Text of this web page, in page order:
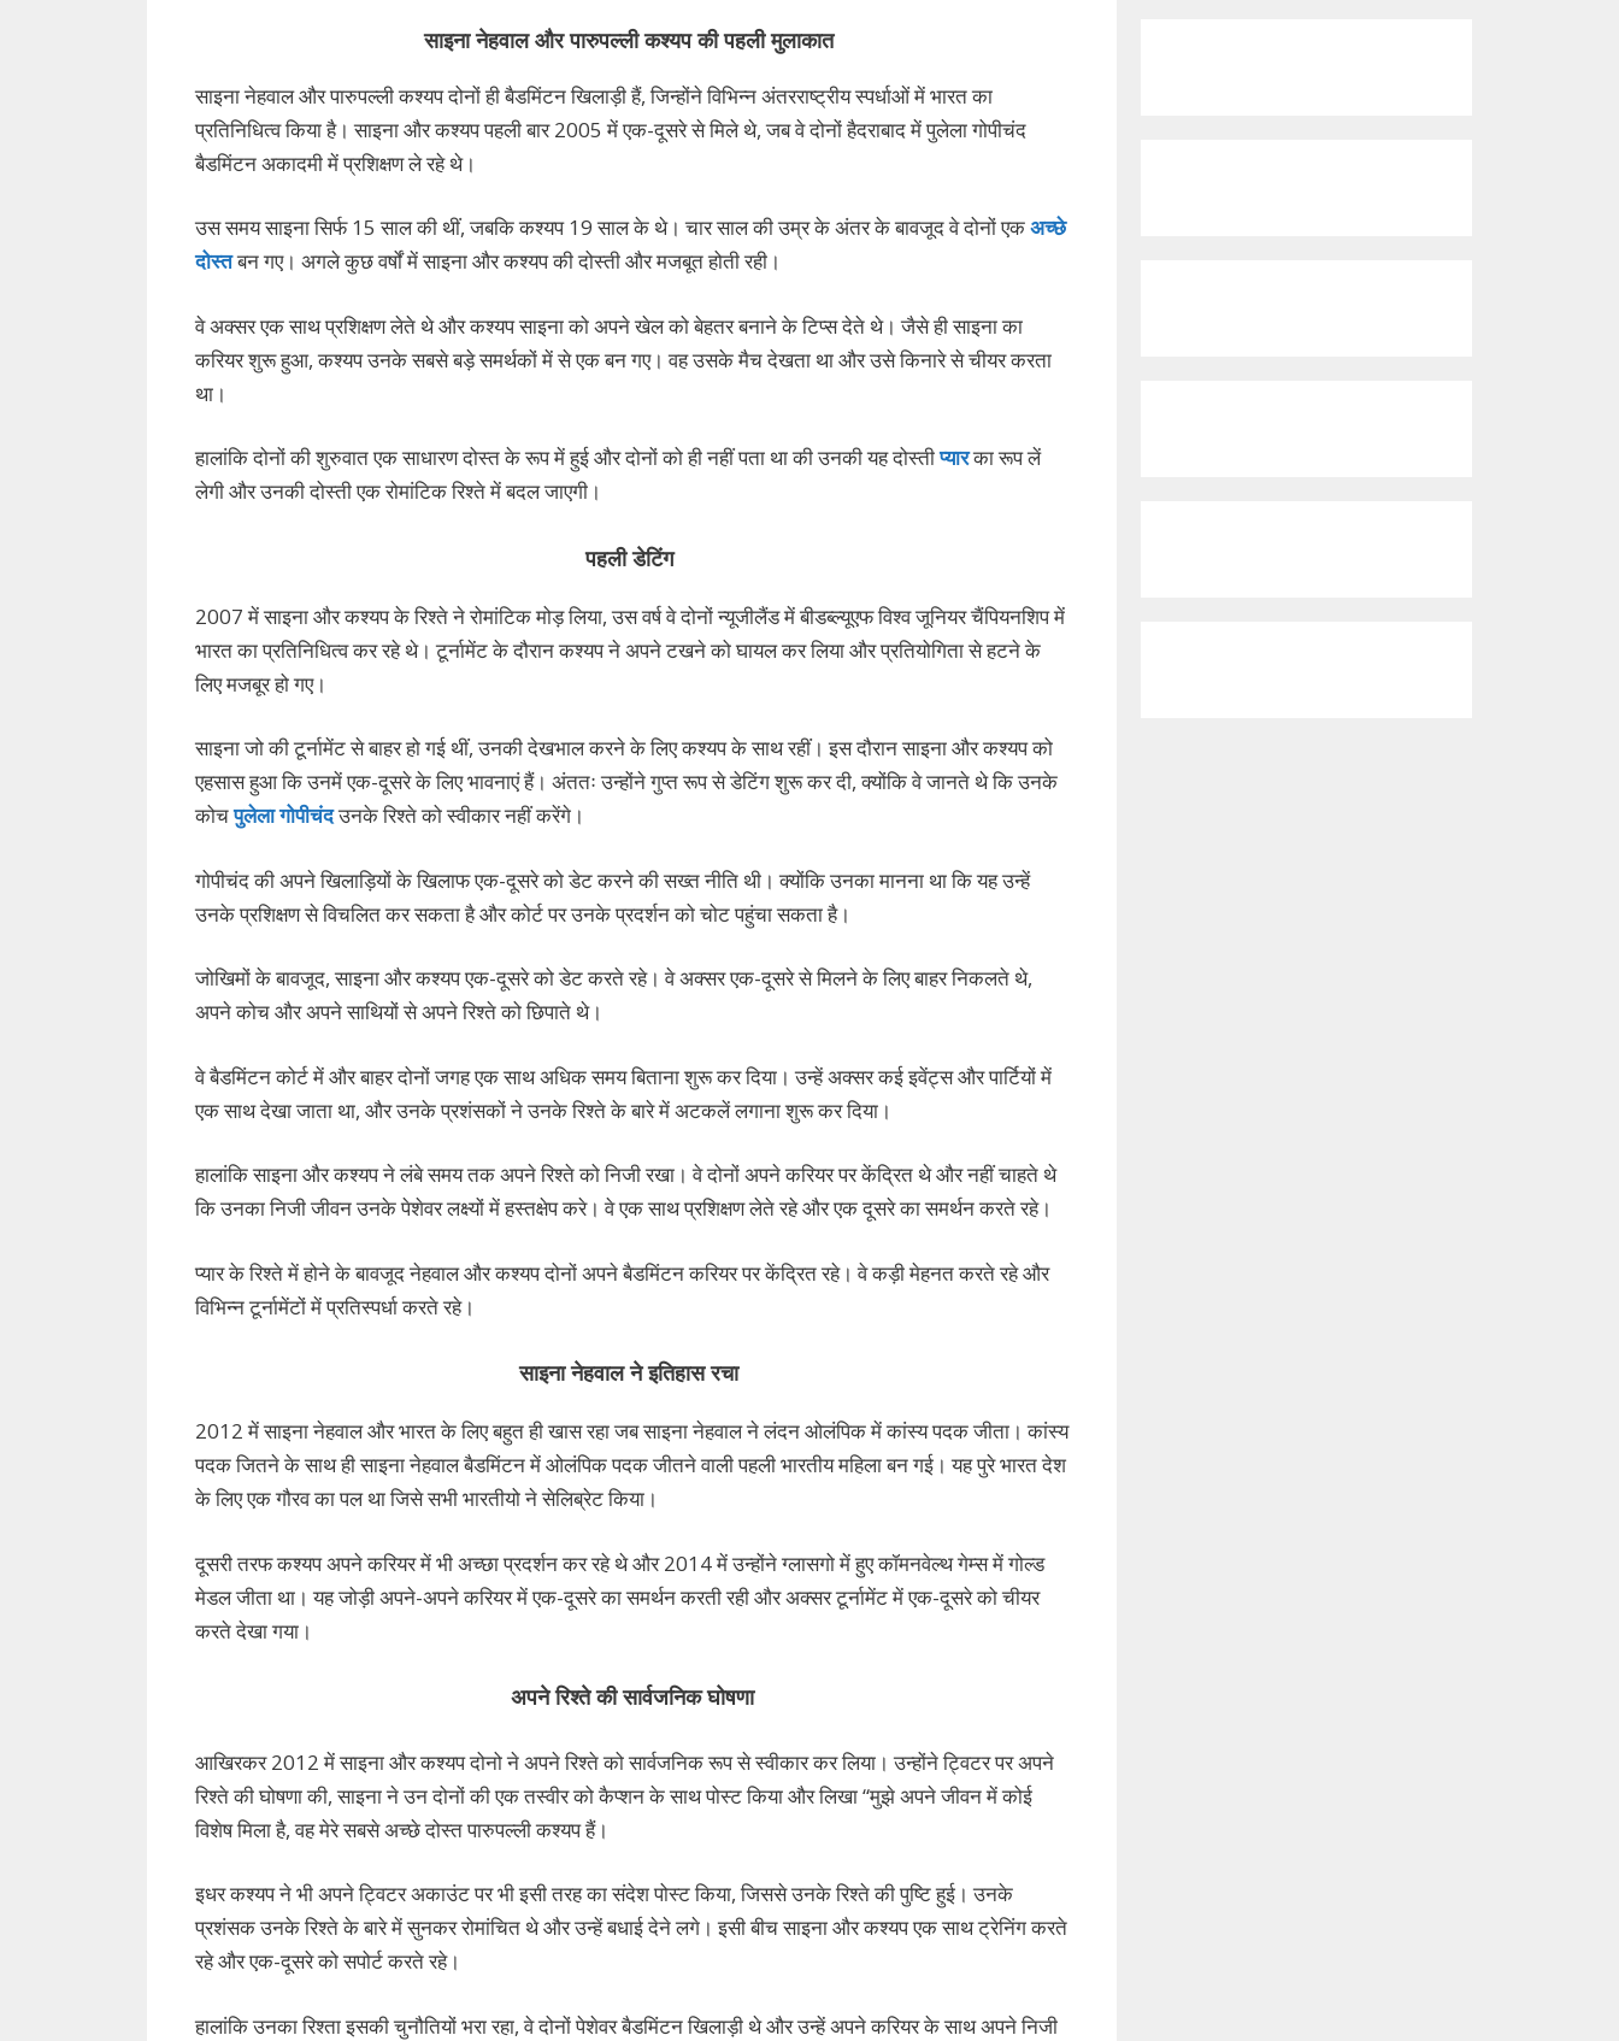
साइना नेहवाल और पारुपल्ली कश्यप की पहली मुलाकात
साइना नेहवाल और पारुपल्ली कश्यप दोनों ही बैडमिंटन खिलाड़ी हैं, जिन्होंने विभिन्न अंतरराष्ट्रीय स्पर्धाओं में भारत का
प्रतिनिधित्व किया है। साइना और कश्यप पहली बार 2005 में एक-दूसरे से मिले थे, जब वे दोनों हैदराबाद में पुलेला गोपीचंद
बैडमिंटन अकादमी में प्रशिक्षण ले रहे थे।
उस समय साइना सिर्फ 15 साल की थीं, जबकि कश्यप 19 साल के थे। चार साल की उम्र के अंतर के बावजूद वे दोनों एकअच्छे
दोस्तबन गए। अगले कुछ वर्षों में साइना और कश्यप की दोस्ती और मजबूत होती रही।
वे अक्सर एक साथ प्रशिक्षण लेते थे और कश्यप साइना को अपने खेल को बेहतर बनाने के टिप्स देते थे। जैसे ही साइना का
करियर शुरू हुआ, कश्यप उनके सबसे बड़े समर्थकों में से एक बन गए। वह उसके मैच देखता था और उसे किनारे से चीयर करता
था।
हालांकि दोनों की शुरुवात एक साधारण दोस्त के रूप में हुई और दोनों को ही नहीं पता था की उनकी यह दोस्तीप्यारका रूप लें
लेगी और उनकी दोस्ती एक रोमांटिक रिश्ते में बदल जाएगी।
पहली डेटिंग
2007 में साइना और कश्यप के रिश्ते ने रोमांटिक मोड़ लिया, उस वर्ष वे दोनों न्यूजीलैंड में बीडब्ल्यूएफ विश्व जूनियर चैंपियनशिप में
भारत का प्रतिनिधित्व कर रहे थे। टूर्नामेंट के दौरान कश्यप ने अपने टखने को घायल कर लिया और प्रतियोगिता से हटने के
लिए मजबूर हो गए।
साइना जो की टूर्नामेंट से बाहर हो गई थीं, उनकी देखभाल करने के लिए कश्यप के साथ रहीं। इस दौरान साइना और कश्यप को
एहसास हुआ कि उनमें एक-दूसरे के लिए भावनाएं हैं। अंततः उन्होंने गुप्त रूप से डेटिंग शुरू कर दी, क्योंकि वे जानते थे कि उनके
कोचपुलेला गोपीचंदउनके रिश्ते को स्वीकार नहीं करेंगे।
गोपीचंद की अपने खिलाड़ियों के खिलाफ एक-दूसरे को डेट करने की सख्त नीति थी। क्योंकि उनका मानना था कि यह उन्हें
उनके प्रशिक्षण से विचलित कर सकता है और कोर्ट पर उनके प्रदर्शन को चोट पहुंचा सकता है।
जोखिमों के बावजूद, साइना और कश्यप एक-दूसरे को डेट करते रहे। वे अक्सर एक-दूसरे से मिलने के लिए बाहर निकलते थे,
अपने कोच और अपने साथियों से अपने रिश्ते को छिपाते थे।
वे बैडमिंटन कोर्ट में और बाहर दोनों जगह एक साथ अधिक समय बिताना शुरू कर दिया। उन्हें अक्सर कई इवेंट्स और पार्टियों में
एक साथ देखा जाता था, और उनके प्रशंसकों ने उनके रिश्ते के बारे में अटकलें लगाना शुरू कर दिया।
हालांकि साइना और कश्यप ने लंबे समय तक अपने रिश्ते को निजी रखा। वे दोनों अपने करियर पर केंद्रित थे और नहीं चाहते थे
कि उनका निजी जीवन उनके पेशेवर लक्ष्यों में हस्तक्षेप करे। वे एक साथ प्रशिक्षण लेते रहे और एक दूसरे का समर्थन करते रहे।
प्यार के रिश्ते में होने के बावजूद नेहवाल और कश्यप दोनों अपने बैडमिंटन करियर पर केंद्रित रहे। वे कड़ी मेहनत करते रहे और
विभिन्न टूर्नामेंटों में प्रतिस्पर्धा करते रहे।
साइना नेहवाल ने इतिहास रचा
2012 में साइना नेहवाल और भारत के लिए बहुत ही खास रहा जब साइना नेहवाल ने लंदन ओलंपिक में कांस्य पदक जीता। कांस्य
पदक जितने के साथ ही साइना नेहवाल बैडमिंटन में ओलंपिक पदक जीतने वाली पहली भारतीय महिला बन गई। यह पुरे भारत देश
के लिए एक गौरव का पल था जिसे सभी भारतीयो ने सेलिब्रेट किया।
दूसरी तरफ कश्यप अपने करियर में भी अच्छा प्रदर्शन कर रहे थे और 2014 में उन्होंने ग्लासगो में हुए कॉमनवेल्थ गेम्स में गोल्ड
मेडल जीता था। यह जोड़ी अपने-अपने करियर में एक-दूसरे का समर्थन करती रही और अक्सर टूर्नामेंट में एक-दूसरे को चीयर
करते देखा गया।
अपने रिश्ते की सार्वजनिक घोषणा
आखिरकर 2012 में साइना और कश्यप दोनो ने अपने रिश्ते को सार्वजनिक रूप से स्वीकार कर लिया। उन्होंने ट्विटर पर अपने
रिश्ते की घोषणा की, साइना ने उन दोनों की एक तस्वीर को कैप्शन के साथ पोस्ट किया और लिखा “मुझे अपने जीवन में कोई
विशेष मिला है, वह मेरे सबसे अच्छे दोस्त पारुपल्ली कश्यप हैं।
इधर कश्यप ने भी अपने ट्विटर अकाउंट पर भी इसी तरह का संदेश पोस्ट किया, जिससे उनके रिश्ते की पुष्टि हुई। उनके
प्रशंसक उनके रिश्ते के बारे में सुनकर रोमांचित थे और उन्हें बधाई देने लगे। इसी बीच साइना और कश्यप एक साथ ट्रेनिंग करते
रहे और एक-दूसरे को सपोर्ट करते रहे।
हालांकि उनका रिश्ता इसकी चुनौतियों भरा रहा, वे दोनों पेशेवर बैडमिंटन खिलाड़ी थे और उन्हें अपने करियर के साथ अपने निजी